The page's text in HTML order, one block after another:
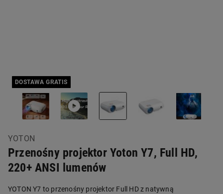
DOSTAWA GRATIS
YOTON
Przenośny projektor Yoton Y7, Full HD,
220+ ANSI lumenów
YOTON Y7 to przenośny projektor Full HD z natywną